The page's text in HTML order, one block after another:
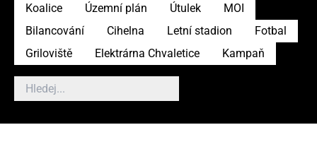
Koalice
Územní plán Útulek
MOI
Bilancování
Cihelna Letní stadion
Fotbal
Griloviště
Elektrárna Chvaletice Kampaň